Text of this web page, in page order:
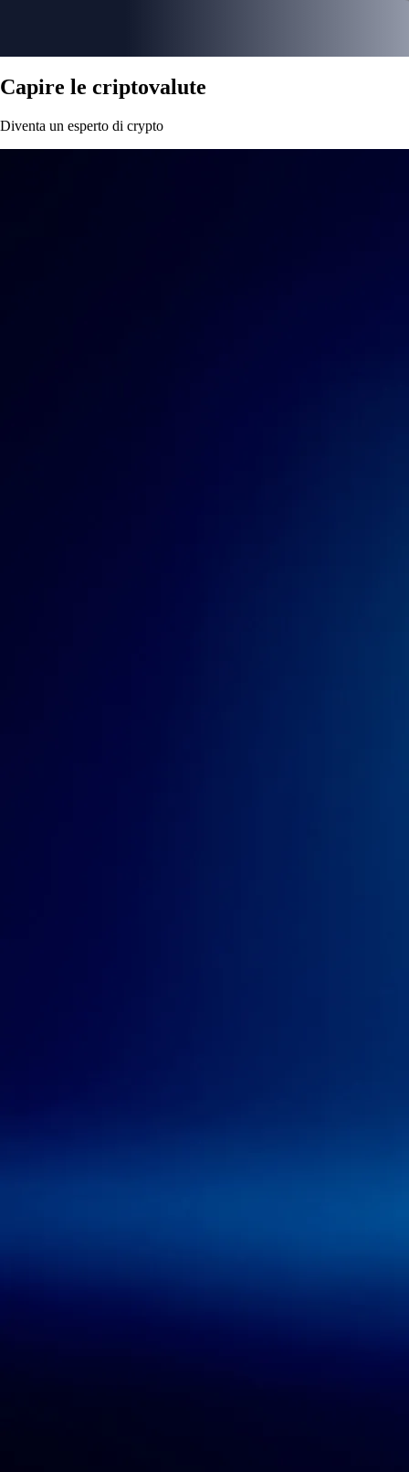
Capire le criptovalute
Diventa un esperto di crypto